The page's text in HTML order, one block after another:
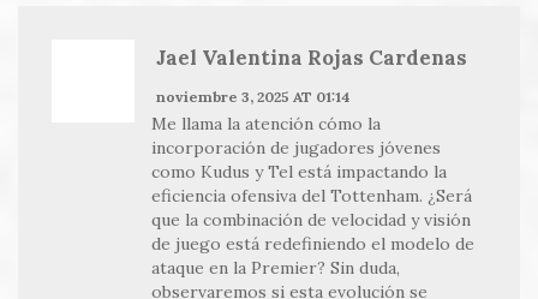
Jael Valentina Rojas Cardenas
noviembre 3, 2025 AT 01:14
Me llama la atención cómo la
incorporación de jugadores jóvenes
como Kudus y Tel está impactando la
eficiencia ofensiva del Tottenham. ¿Será
que la combinación de velocidad y visión
de juego está redefiniendo el modelo de
ataque en la Premier? Sin duda,
observaremos si esta evolución se